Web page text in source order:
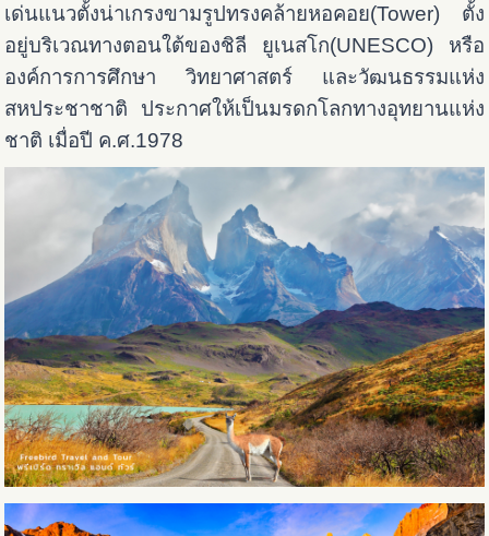
เด่นแนวตั้งน่าเกรงขามรูปทรงคล้ายหอคอย(Tower) ตั้ง
อยู่บริเวณทางตอนใต้ของชิลี ยูเนสโก(UNESCO) หรือ
องค์การการศึกษา วิทยาศาสตร์ และวัฒนธรรมแห่ง
สหประชาชาติ ประกาศให้เป็นมรดกโลกทางอุทยานแห่ง
ชาติ เมื่อปี ค.ศ.1978